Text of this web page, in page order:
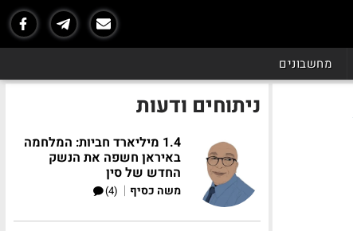
מחשבונים
ניתוחים ודעות
1.4 מיליארד חביות: המלחמה
באיראן חשפה את הנשק
החדש של סין
משה כסיף |
(4)